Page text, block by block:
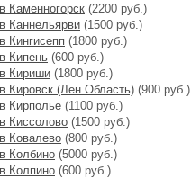
Каменногорск (2200 руб.)
Каннельярви (1500 руб.)
Кингисепп (1800 руб.)
Кипень (600 руб.)
Кириши (1800 руб.)
Кировск (Лен.Область) (900 руб.)
Кирполье (1100 руб.)
Киссолово (1500 руб.)
Ковалево (800 руб.)
Колбино (5000 руб.)
Колпино (600 руб.)